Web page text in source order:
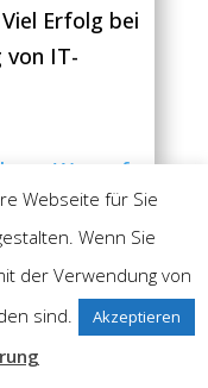
Erfolg bei
von IT-
Worauf
sind
Webseite für Sie
Wenn Sie
der Verwendung von
sind.
Akzeptieren